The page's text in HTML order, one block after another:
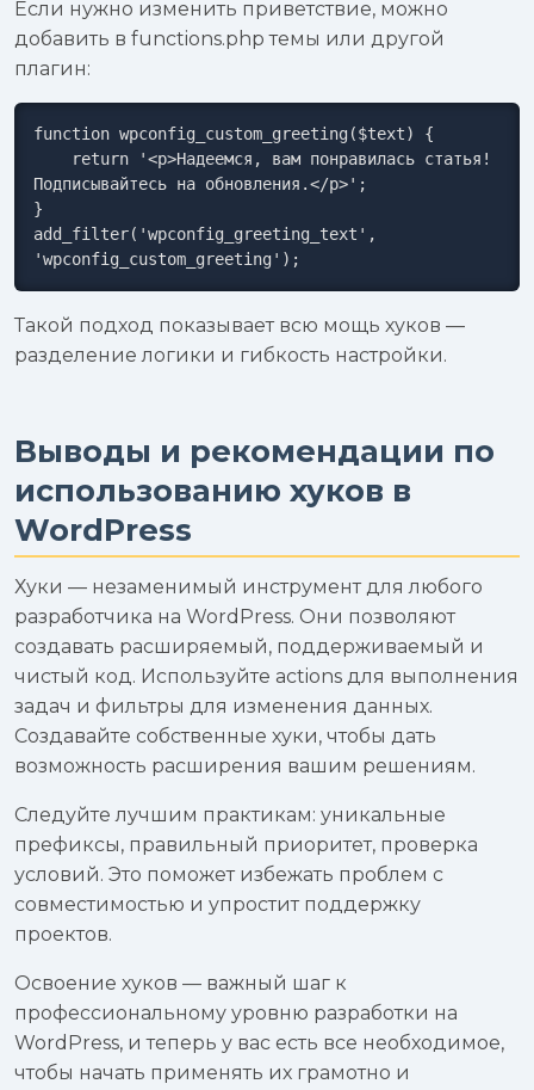
Если нужно изменить приветствие, можно
добавить в functions.php темы или другой
плагин:
function wpconfig_custom_greeting($text) {
Подписывайтесь на обновления.</p>';
}
add_filter('wpconfig_greeting_text',
'wpconfig_custom_greeting');
Такой подход показывает всю мощь хуков —
разделение логики и гибкость настройки.
Выводы и рекомендации по
использованию хуков в
WordPress
Хуки — незаменимый инструмент для любого
разработчика на WordPress. Они позволяют
создавать расширяемый, поддерживаемый и
чистый код. Используйте actions для выполнения
задач и фильтры для изменения данных.
Создавайте собственные хуки, чтобы дать
возможность расширения вашим решениям.
Следуйте лучшим практикам: уникальные
префиксы, правильный приоритет, проверка
условий. Это поможет избежать проблем с
совместимостью и упростит поддержку
проектов.
Освоение хуков — важный шаг к
профессиональному уровню разработки на
WordPress, и теперь у вас есть все необходимое,
чтобы начать применять их грамотно и